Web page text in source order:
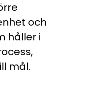
och
håller i
mål.